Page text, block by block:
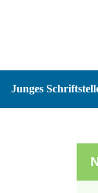
Junges